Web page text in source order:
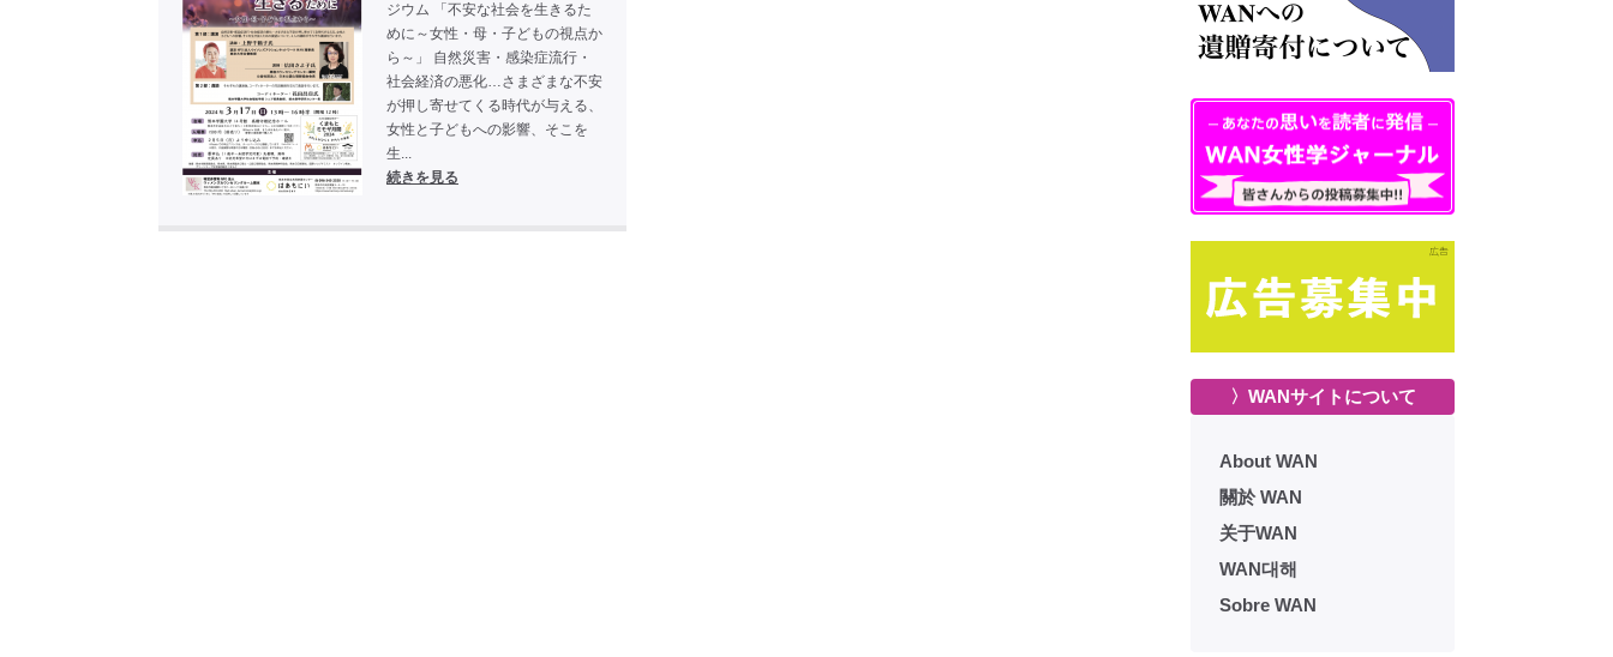
ジウム 「不安な社会を生きるた
めに～女性・母・子どもの視点か
ら～」 自然災害・感染症流行・
社会経済の悪化…さまざまな不安
が押し寄せてくる時代が与える、
女性と子どもへの影響、そこを
生...
続きを見る
〉WANサイトについて
About WAN
關於 WAN
关于WAN
WAN대해
Sobre WAN